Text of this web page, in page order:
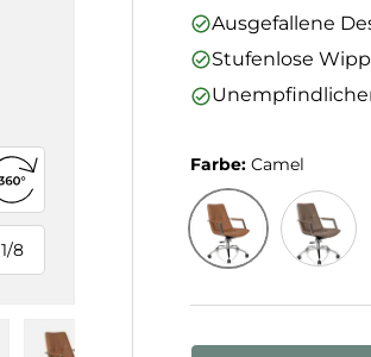
1/
von
8
360°-Ansicht öffnen
Ausgefallene
Stufenlose
Farbe:Camel
Camel